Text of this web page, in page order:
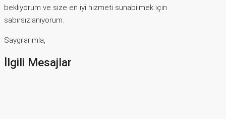
bekliyorum ve size en iyi hizmeti sunabilmek için
sabırsızlanıyorum.
Saygılarımla,
İlgili Mesajlar